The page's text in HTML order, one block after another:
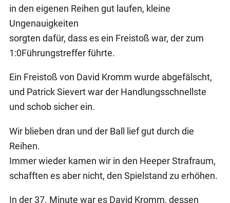
in den eigenen Reihen gut laufen, kleine
Ungenauigkeiten
sorgten dafür, dass es ein Freistoß war, der zum
1:0Führungstreffer führte.
Ein Freistoß von David Kromm wurde abgefälscht,
und Patrick Sievert war der Handlungsschnellste
und schob sicher ein.
Wir blieben dran und der Ball lief gut durch die
Reihen.
Immer wieder kamen wir in den Heeper Strafraum,
schafften es aber nicht, den Spielstand zu erhöhen.
In der 37. Minute war es David Kromm, dessen